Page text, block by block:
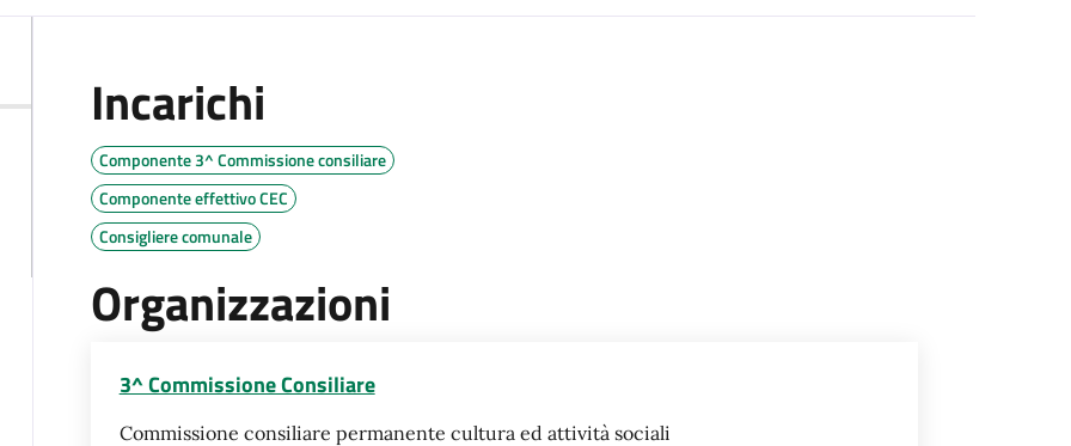
Incarichi
Componente 3^ Commissione consiliare
Componente effettivo CEC
Consigliere comunale
Organizzazioni
3^ Commissione Consiliare
Commissione consiliare permanente cultura ed attività sociali